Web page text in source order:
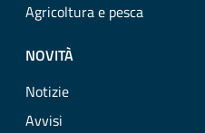
Agricoltura e pesca
NOVITÀ
Notizie
Avvisi